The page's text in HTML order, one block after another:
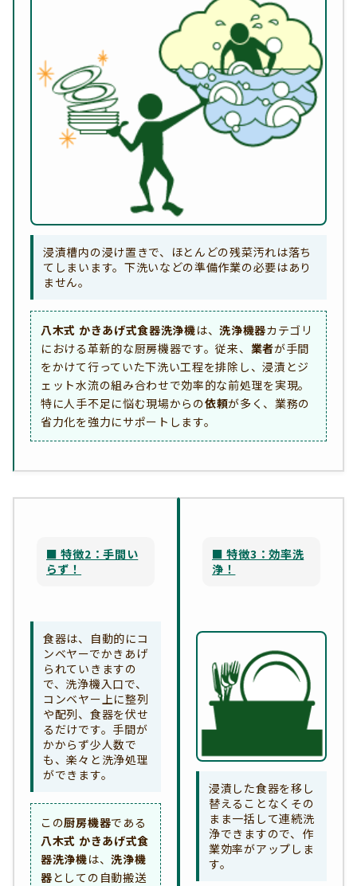
浸漬槽内の浸け置きで、ほとんどの残菜汚れは落ち
てしまいます。下洗いなどの準備作業の必要はあり
ません。
八木式 かきあげ式食器洗浄機は、洗浄機器カテゴリ
における革新的な厨房機器です。従来、 業者が手間
をかけて行っていた下洗い工程を排除し、浸漬とジ
ェット水流の組み合わせで効率的な前処理を実現。
特に人手不足に悩む現場からの依頼が多く、業務の
省力化を強力にサポートします。
■ 特徴2：手間い
らず！
食器は、自動的にコ
ンベヤーでかきあげ
られていきますの
で、洗浄機入口で、
コンベヤー上に整列
や配列、食器を伏せ
るだけです。手間が
かからず少人数で
も、楽々と洗浄処理
ができます。
この厨房機器である
八木式 かきあげ式食
器洗浄機は、洗浄機
器としての自動搬送
■ 特徴3：効率洗
浄！
浸漬した食器を移し
替えることなくその
まま一括して連続洗
浄できますので、作
業効率がアップしま
す。